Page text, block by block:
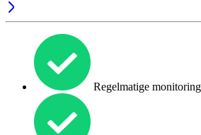
Regelmatige monitoring